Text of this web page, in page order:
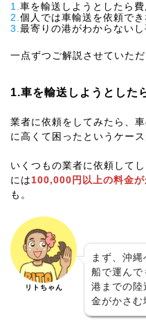
1. 車を輸送しようとしたら
2. 個人では車輸送を依頼で
3. 最寄りの港がわからない
一点ずつご解説させていただ
1.車を輸送しようとした
業者に依頼をしてみたら、
に高くて困ったというケース
いくつもの業者に依頼して
には100,000円以上の料金
も。
リトちゃん
まず、沖縄
船で運んで
港までの陸
金がかさむ